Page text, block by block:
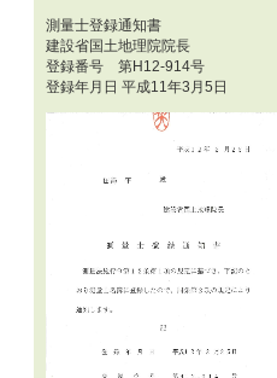
測量士登録通知書
建設省国土地理院院長
登録番号 第H12-914号
登録年月日 平成11年3月5日